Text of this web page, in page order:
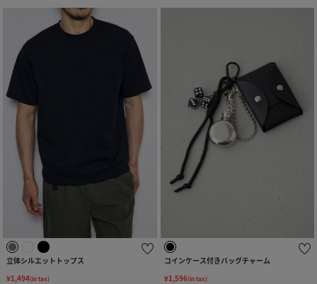
立体シルエットトップス
¥1,494(in tax)
コインケース付きバッグチャーム
¥1,596(in tax)